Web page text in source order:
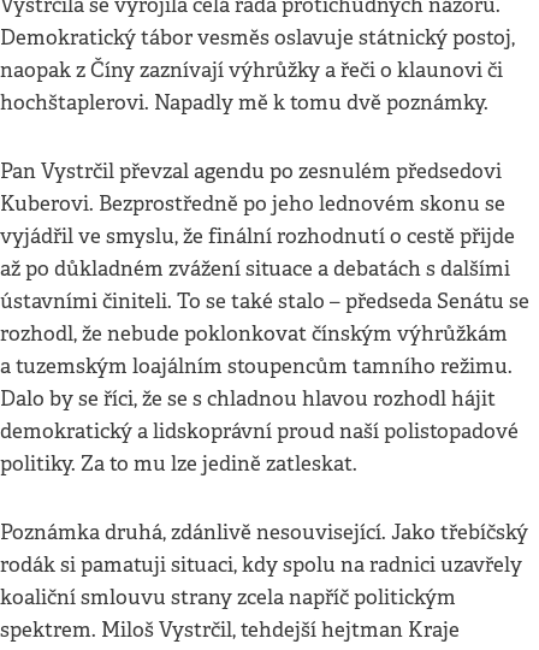
Vystrčila se vyrojila celá řada protichůdných názorů.
Demokratický tábor vesměs oslavuje státnický postoj,
naopak z Číny zaznívají výhrůžky a řeči o klaunovi či
hochštaplerovi. Napadly mě k tomu dvě poznámky.
Pan Vystrčil převzal agendu po zesnulém předsedovi
Kuberovi. Bezprostředně po jeho lednovém skonu se
vyjádřil ve smyslu, že finální rozhodnutí o cestě přijde
až po důkladném zvážení situace a debatách s dalšími
ústavními činiteli. To se také stalo – předseda Senátu se
rozhodl, že nebude poklonkovat čínským výhrůžkám
a tuzemským loajálním stoupencům tamního režimu.
Dalo by se říci, že se s chladnou hlavou rozhodl hájit
demokratický a lidskoprávní proud naší polistopadové
politiky. Za to mu lze jedině zatleskat.
Poznámka druhá, zdánlivě nesouvisející. Jako třebíčský
rodák si pamatuji situaci, kdy spolu na radnici uzavřely
koaliční smlouvu strany zcela napříč politickým
spektrem. Miloš Vystrčil, tehdejší hejtman Kraje